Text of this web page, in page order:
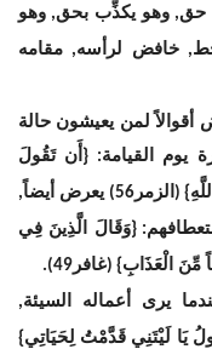
حق, وهو يكذِّب بحق, وهو
, خافض لرأسه, مقامه
أقوالاً لمن يعيشون حالة
يوم القيامة: { أَن تَقُولَ
} ( الزمر56) يعرض أيضاً,
: {وَقَالَ الَّذِينَ فِي
مِّنَ الْعَذَابِ } (غافر 49).
يرى أعماله السيئة,
يَا لَيْتَنِي قَدَّمْتُ لِحَيَاتِي }